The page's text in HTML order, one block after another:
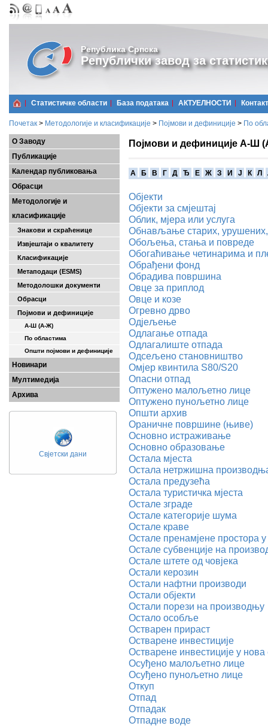
Република Српска
Републички завод за
Статистичке области Базa података АКТУЕЛНОСТИ Контакт
Почетак > Методологије и класификације > Појмови и дефиниције > По
О Заводу
Публикације
Календар публиковања
Обрасци
Методологије и
класификације
Знакови и скраћенице
Извјештаји о квалитету
Класификације
Метаподаци (ESMS)
Методолошки документи
Обрасци
Појмови и дефиниције
А-Ш (A-Ж)
По областима
Општи појмови и дефиниције
Новинари
Мултимедија
Архива
Свјетски дани
Појмови и дефиниције А-Ш
A Б В Г Д Ђ Е Ж З И Ј К Л
Објекти
Објекти за смјештај
Облик, мјера или услуга
Обнављање старих, урушених,
Обољења, стања и повреде
Обогаћивање четинарима и
Обрађени фонд
Обрадива површина
Овце за приплод
Овце и козе
Огревно дрво
Одјељење
Одлагање отпада
Одлагалиште отпада
Одсељено становништво
Омјер квинтила S80/S20
Опасни отпад
Оптужено малољетно лице
Оптужено пунољетно лице
Општи архив
Ораничне површине (њиве)
Основно истраживање
Основно образовање
Остала мјеста
Остала нетржишна
Остала предузећа
Остала туристичка мјеста
Остале зграде
Остале категорије шума
Остале краве
Остале пренамјене простора
Остале субвенције на
Остале штете од човјека
Остали керозин
Остали нафтни производи
Остали објекти
Остали порези на производњу
Остало особље
Остварен прираст
Остварене инвестиције
Остварене инвестиције у нова
Осуђено малољетно лице
Осуђено пунољетно лице
Откуп
Отпад
Отпадак
Отпадне воде